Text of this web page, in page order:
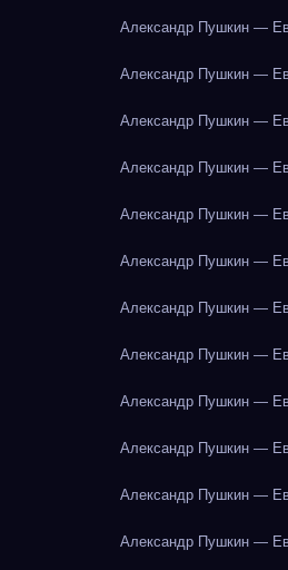
Александр Пушкин —
Александр Пушкин —
Александр Пушкин —
Александр Пушкин —
Александр Пушкин —
Александр Пушкин —
Александр Пушкин —
Александр Пушкин —
Александр Пушкин —
Александр Пушкин —
Александр Пушкин —
Александр Пушкин —